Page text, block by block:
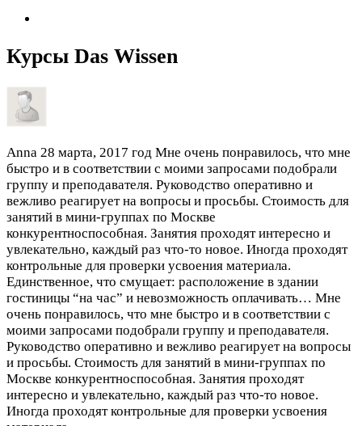
Курсы Das Wissen
Anna 28 марта, 2017 год Мне очень понравилось, что мне
быстро и в соответствии с моими запросами подобрали
группу и преподавателя. Руководство оперативно и
вежливо реагирует на вопросы и просьбы. Стоимость для
занятий в мини-группах по Москве
конкурентноспособная. Занятия проходят интересно и
увлекательно, каждый раз что-то новое. Иногда проходят
контрольные для проверки усвоения материала.
Единственное, что смущает: расположение в здании
гостиницы “на час” и невозможность оплачивать… Мне
очень понравилось, что мне быстро и в соответствии с
моими запросами подобрали группу и преподавателя.
Руководство оперативно и вежливо реагирует на вопросы
и просьбы. Стоимость для занятий в мини-группах по
Москве конкурентноспособная. Занятия проходят
интересно и увлекательно, каждый раз что-то новое.
Иногда проходят контрольные для проверки усвоения